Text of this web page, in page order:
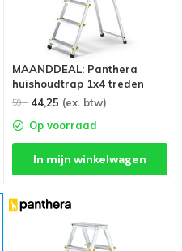
MAANDDEAL: Panthera
huishoudtrap 1x4 treden
59,- 44,25 (ex. btw)
Op voorraad
In mijn winkelwagen